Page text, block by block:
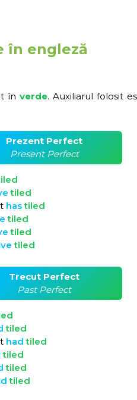
în engleză
în verde. Auxiliarul folosit
Prezent Perfect
Present Perfect
tiled
hastiled
tiled
tiled
tiled
Trecut Perfect
Past Perfect
tiled
hadtiled
tiled
tiled
tiled